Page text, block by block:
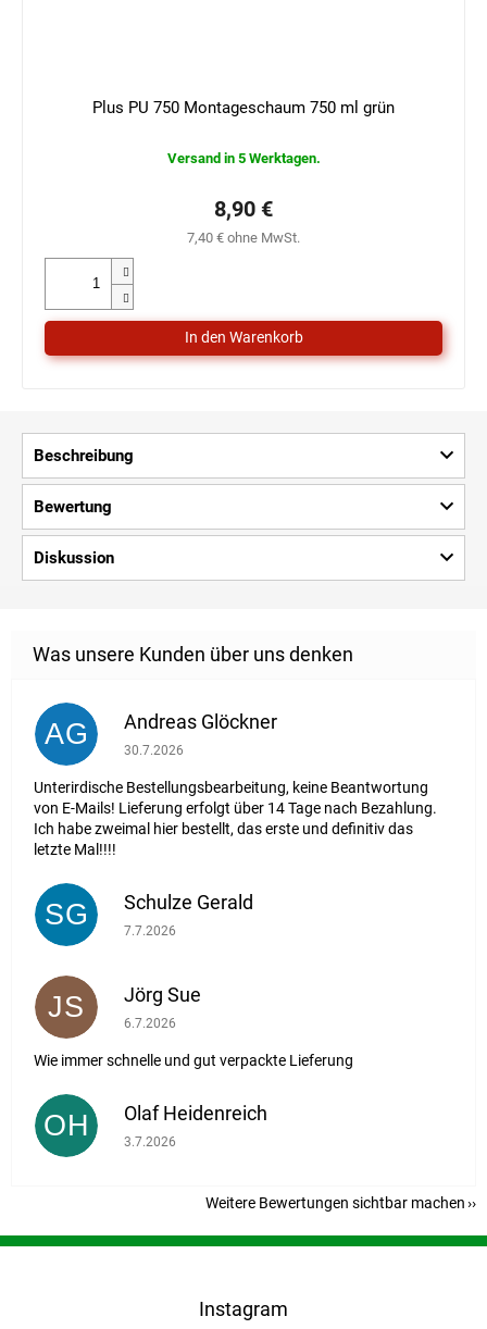
Plus PU 750 Montageschaum 750 ml grün
Versand in 5 Werktagen.
7,40 € ohne MwSt.
8,90 €
Beschreibung
Bewertung
Diskussion
AG Andreas Glöckner
Die Shop-Bewertung beträgt 1 von 5 Sternen.
30.7.2026
Unterirdische Bestellungsbearbeitung, keine Beantwortung
von E-Mails! Lieferung erfolgt über 14 Tage nach Bezahlung.
Ich habe zweimal hier bestellt, das erste und definitiv das
letzte Mal!!!!
SG Schulze Gerald
Die Shop-Bewertung beträgt 5 von 5 Sternen.
7.7.2026
JS Jörg Sue
Die Shop-Bewertung beträgt 5 von 5 Sternen.
6.7.2026
Wie immer schnelle und gut verpackte Lieferung
OH Olaf Heidenreich
Die Shop-Bewertung beträgt 5 von 5 Sternen.
3.7.2026
Weitere Bewertungen sichtbar machen
F
Instagram